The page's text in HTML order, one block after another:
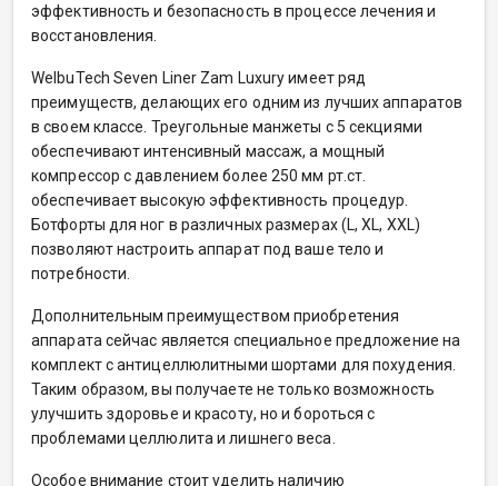
эффективность и безопасность в процессе лечения и
восстановления.
WelbuTech Seven Liner Zam Luxury имеет ряд
преимуществ, делающих его одним из лучших аппаратов
в своем классе. Треугольные манжеты с 5 секциями
обеспечивают интенсивный массаж, а мощный
компрессор с давлением более 250 мм рт.ст.
обеспечивает высокую эффективность процедур.
Ботфорты для ног в различных размерах (L, XL, XXL)
позволяют настроить аппарат под ваше тело и
потребности.
Дополнительным преимуществом приобретения
аппарата сейчас является специальное предложение на
комплект с антицеллюлитными шортами для похудения.
Таким образом, вы получаете не только возможность
улучшить здоровье и красоту, но и бороться с
проблемами целлюлита и лишнего веса.
Особое внимание стоит уделить наличию